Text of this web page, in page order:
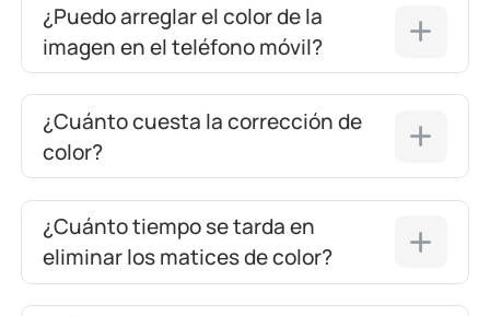
¿Puedo arreglar el color de la
imagen en el teléfono móvil?
¿Cuánto cuesta la corrección de
color?
¿Cuánto tiempo se tarda en
eliminar los matices de color?